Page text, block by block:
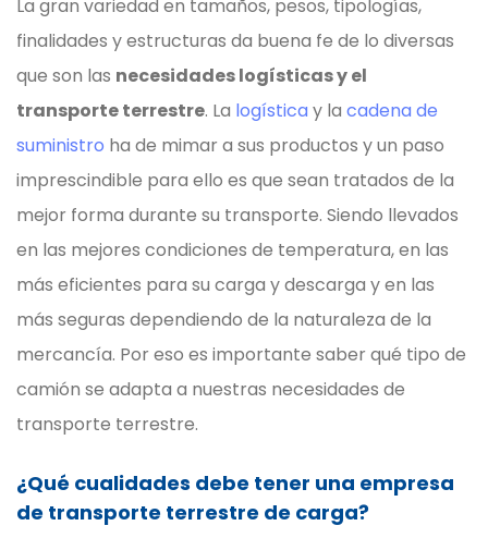
La gran variedad en tamaños, pesos, tipologías,
finalidades y estructuras da buena fe de lo diversas
que son las necesidades logísticas y el
transporte terrestre. La logística y la cadena de
suministro ha de mimar a sus productos y un paso
imprescindible para ello es que sean tratados de la
mejor forma durante su transporte. Siendo llevados
en las mejores condiciones de temperatura, en las
más eficientes para su carga y descarga y en las
más seguras dependiendo de la naturaleza de la
mercancía. Por eso es importante saber qué tipo de
camión se adapta a nuestras necesidades de
transporte terrestre.
¿Qué cualidades debe tener una empresa
de transporte terrestre de carga?